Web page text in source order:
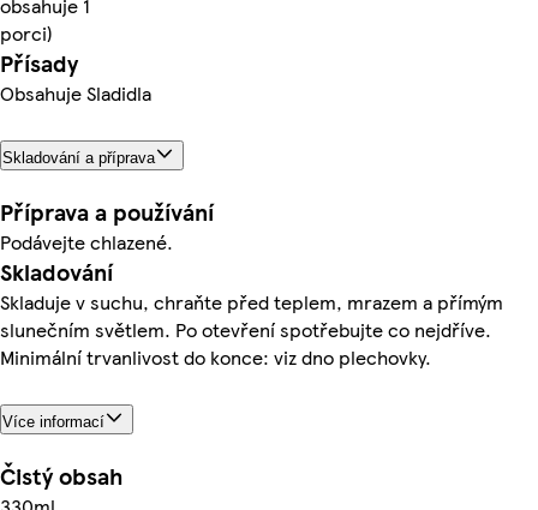
porci)
Přísady
Obsahuje Sladidla
Skladování a příprava
Příprava a používání
Podávejte chlazené.
Skladování
Skladuje v suchu, chraňte před teplem, mrazem a přímým
slunečním světlem. Po otevření spotřebujte co nejdříve.
Minimální trvanlivost do konce: viz dno plechovky.
Více informací
Čistý obsah